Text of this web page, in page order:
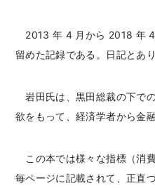
2013 年 4 月から 2018 年 4
留めた記録である。日記とあ
岩田氏は、黒田総裁の下で
欲をもって、経済学者から金
この本では様々な指標（消
毎ページに記載されて、正直